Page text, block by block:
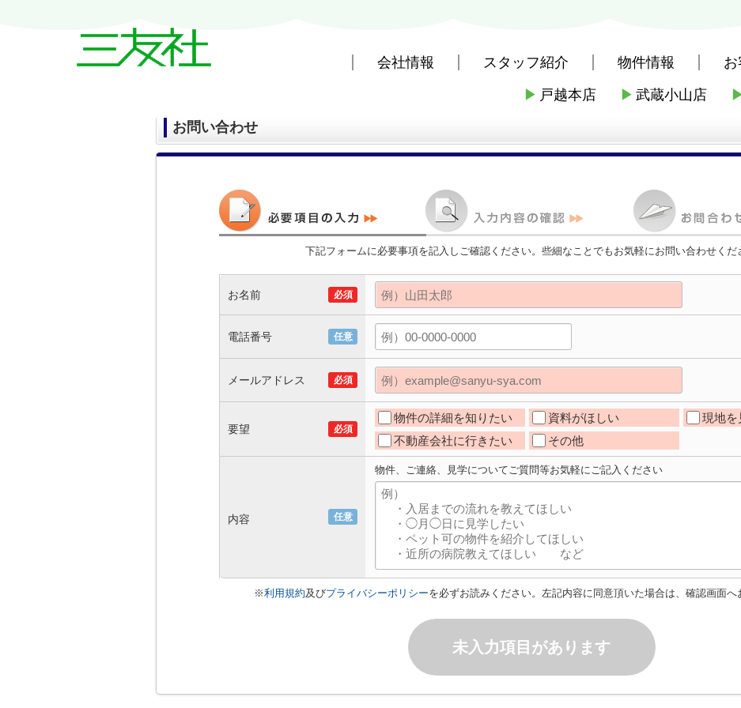
会社情報 スタッフ紹介 物件情報
▶ 戸越本店 ▶ 武蔵小山店
お問い合わせ
下記フォームに必要事項を記入しご確認ください。些細なことでもお気軽にお問い合わせくだ
お名前 必須
電話番号 任意
メールアドレス 必須
要望 必須
物件の詳細を知りたい 資料がほしい
現地を
不動産会社に行きたい
その他
内容 任意
物件、ご連絡、見学についてご質問等お気軽にご記入ください
※利用規約及びプライバシーポリシーを必ずお読みください。左記内容に同意頂いた場合は、確認画面へ
未入力項目があります